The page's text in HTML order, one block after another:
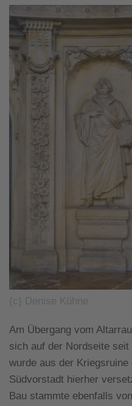
Am Übergang vom
sich auf der Nordseite
wurde aus der
Südvorstadt hierher
Bau stammte ebenfalls